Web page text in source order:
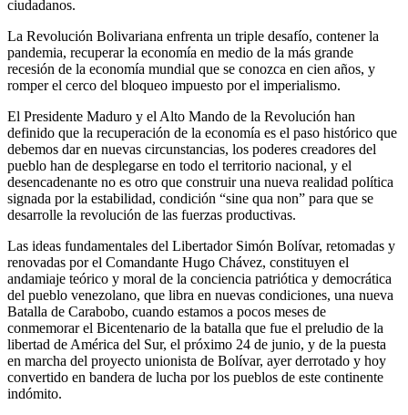
ciudadanos.
La Revolución Bolivariana enfrenta un triple desafío, contener la
pandemia, recuperar la economía en medio de la más grande
recesión de la economía mundial que se conozca en cien años, y
romper el cerco del bloqueo impuesto por el imperialismo.
El Presidente Maduro y el Alto Mando de la Revolución han
definido que la recuperación de la economía es el paso histórico que
debemos dar en nuevas circunstancias, los poderes creadores del
pueblo han de desplegarse en todo el territorio nacional, y el
desencadenante no es otro que construir una nueva realidad política
signada por la estabilidad, condición “sine qua non” para que se
desarrolle la revolución de las fuerzas productivas.
Las ideas fundamentales del Libertador Simón Bolívar, retomadas y
renovadas por el Comandante Hugo Chávez, constituyen el
andamiaje teórico y moral de la conciencia patriótica y democrática
del pueblo venezolano, que libra en nuevas condiciones, una nueva
Batalla de Carabobo, cuando estamos a pocos meses de
conmemorar el Bicentenario de la batalla que fue el preludio de la
libertad de América del Sur, el próximo 24 de junio, y de la puesta
en marcha del proyecto unionista de Bolívar, ayer derrotado y hoy
convertido en bandera de lucha por los pueblos de este continente
indómito.